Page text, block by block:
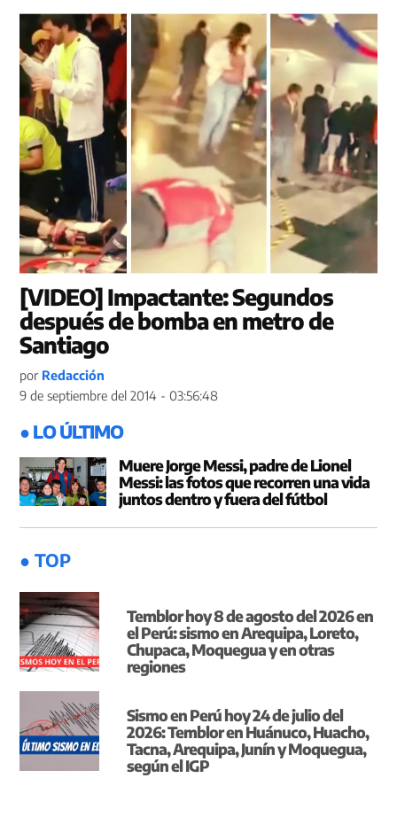
[VIDEO] Impactante: Segundos
después de bomba en metro de
Santiago
por Redacción
9 de septiembre del 2014 - 03:56:48
● LO ÚLTIMO
Muere Jorge Messi, padre de Lionel
Messi: las fotos que recorren una vida
juntos dentro y fuera del fútbol
● TOP
Temblor hoy 8 de agosto del 2026 en
el Perú: sismo en Arequipa, Loreto,
Chupaca, Moquegua y en otras
regiones
Sismo en Perú hoy 24 de julio del
2026: Temblor en Huánuco, Huacho,
Tacna, Arequipa, Junín y Moquegua,
según el IGP